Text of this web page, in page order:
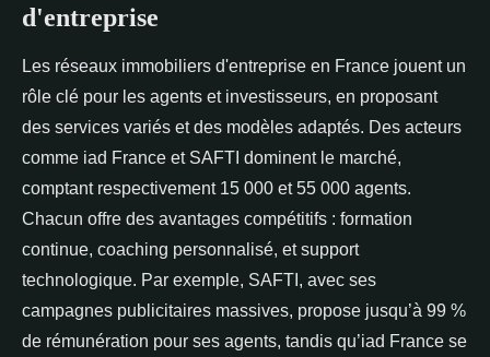
d'entreprise
Les réseaux immobiliers d'entreprise en France jouent un
rôle clé pour les agents et investisseurs, en proposant
des services variés et des modèles adaptés. Des acteurs
comme iad France et SAFTI dominent le marché,
comptant respectivement 15 000 et 55 000 agents.
Chacun offre des avantages compétitifs : formation
continue, coaching personnalisé, et support
technologique. Par exemple, SAFTI, avec ses
campagnes publicitaires massives, propose jusqu’à 99 %
de rémunération pour ses agents, tandis qu’iad France se